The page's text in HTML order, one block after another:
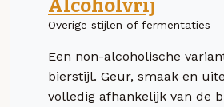
Alcoholvrij
Overige stijlen of fermentaties
Een non-alcoholische
bierstijl. Geur, smaak en
volledig afhankelijk van de